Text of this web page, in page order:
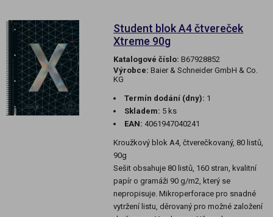
Student blok A4 čtvereček
Xtreme 90g
Katalogové číslo: B67928852
Výrobce: Baier & Schneider GmbH & Co.
KG
Termín dodání (dny): 1
Skladem: 5 ks
EAN: 4061947040241
Kroužkový blok A4, čtverečkovaný, 80 listů,
90g
Sešit obsahuje 80 listů, 160 stran, kvalitní
papír o gramáži 90 g/m2, který se
nepropisuje. Mikroperforace pro snadné
vytržení listu, děrovaný pro možné založení